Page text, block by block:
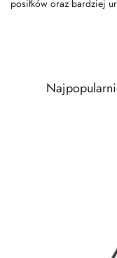
posiłków oraz bardziej